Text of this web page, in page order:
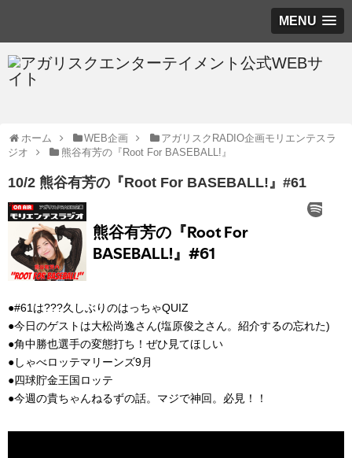
MENU
ホーム WEB企画
アガリスクRADIO企画モリエンテスラ
ジオ
熊谷有芳の『Root For BASEBALL!』
10/2 熊谷有芳の『Root For BASEBALL!』#61
●#61は???久しぶりのはっちゃQUIZ
●今日のゲストは大松尚逸さん(塩原俊之さん。紹介するの忘れた)
●角中勝也選手の変態打ち！ぜひ見てほしい
●しゃべロッテマリーンズ9月
●四球貯金王国ロッテ
●今週の貴ちゃんねるずの話。マジで神回。必見！！